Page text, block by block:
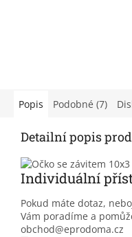
Popis Podobné (7)
Detailní popis
Individuální
Pokud máte dotaz,
Vám poradíme a
obchod@eprodoma.cz